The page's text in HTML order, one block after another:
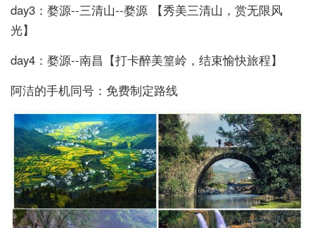
day3：婺源--三清山--婺源 【秀美三清山，赏无限风
光】
day4：婺源--南昌【打卡醉美篁岭，结束愉快旅程】
阿洁的手机同号： 免费制定路线